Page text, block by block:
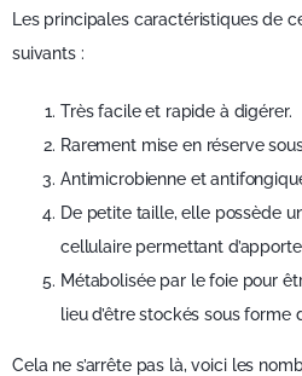
Les principales caractéristiques de
suivants :
Très facile et rapide à digérer.
Rarement mise en réserve
Antimicrobienne et
De petite taille, elle possède
cellulaire permettant
Métabolisée par le foie pour
lieu d’être stockés sous forme
Cela ne s’arrête pas là, voici les